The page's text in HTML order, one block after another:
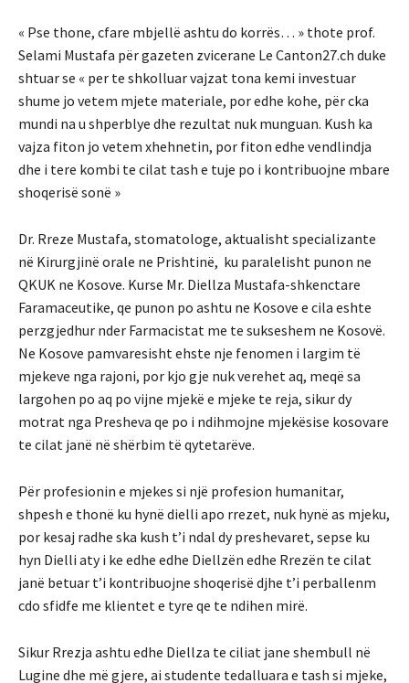
« Pse thone, cfare mbjellë ashtu do korrës… » thote prof.
Selami Mustafa për gazeten zvicerane Le Canton27.ch duke
shtuar se « per te shkolluar vajzat tona kemi investuar
shume jo vetem mjete materiale, por edhe kohe, për cka
mundi na u shperblye dhe rezultat nuk munguan. Kush ka
vajza fiton jo vetem xhehnetin, por fiton edhe vendlindja
dhe i tere kombi te cilat tash e tuje po i kontribuojne mbare
shoqerisë sonë »
Dr. Rreze Mustafa, stomatologe, aktualisht specializante
në Kirurgjinë orale ne Prishtinë, ku paralelisht punon ne
QKUK ne Kosove. Kurse Mr. Diellza Mustafa-shkenctare
Faramaceutike, qe punon po ashtu ne Kosove e cila eshte
perzgjedhur nder Farmacistat me te sukseshem ne Kosovë.
Ne Kosove pamvaresisht ehste nje fenomen i largim të
mjekeve nga rajoni, por kjo gje nuk verehet aq, meqë sa
largohen po aq po vijne mjekë e mjeke te reja, sikur dy
motrat nga Presheva qe po i ndihmojne mjekësise kosovare
te cilat janë në shërbim të qytetarëve.
Për profesionin e mjekes si një profesion humanitar,
shpesh e thonë ku hynë dielli apo rrezet, nuk hynë as mjeku,
por kesaj radhe ska kush t’i ndal dy preshevaret, sepse ku
hyn Dielli aty i ke edhe edhe Diellzën edhe Rrezën te cilat
janë betuar t’i kontribuojne shoqerisë djhe t’i perballenm
cdo sfidfe me klientet e tyre qe te ndihen mirë.
Sikur Rrezja ashtu edhe Diellza te ciliat jane shembull në
Lugine dhe më gjere, ai studente tedalluara e tash si mjeke,